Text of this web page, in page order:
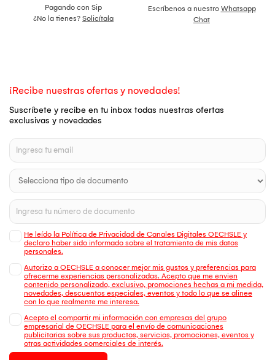
Pagando con Sip
¿No la tienes? Solicítala
Escríbenos a nuestro Whatsapp
Chat
¡Recibe nuestras ofertas y novedades!
Suscríbete y recibe en tu inbox todas nuestras ofertas
exclusivas y novedades
He leído la Política de Privacidad de Canales Digitales OECHSLE y
declaro haber sido informado sobre el tratamiento de mis datos
personales.
Autorizo a OECHSLE a conocer mejor mis gustos y preferencias para
ofrecerme experiencias personalizadas. Acepto que me envien
contenido personalizado, exclusivo, promociones hechas a mi medida,
novedades, descuentos especiales, eventos y todo lo que se alinee
con lo que realmente me interesa.
Acepto el compartir mi información con empresas del grupo
empresarial de OECHSLE para el envío de comunicaciones
publicitarias sobre sus productos, servicios, promociones, eventos y
otras actividades comerciales de interés.